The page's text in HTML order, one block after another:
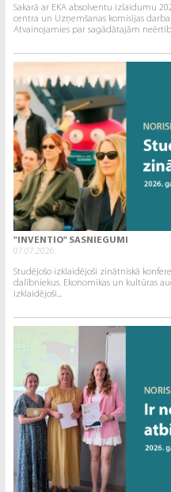
Sakarā ar EKA absolventu izlaidumu
centra un Uzņemšanas komisijas
Atvainojamies par sagādātajām
"INVENTIO" SASNIEGUMI
07.07.2026.
Studējošo izklaidējoši zinātniskā
dalībniekus. Ekonomikas un kultūras
izklaidējoši...